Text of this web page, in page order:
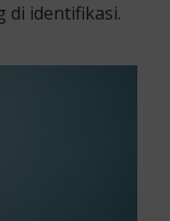
di identifikasi.